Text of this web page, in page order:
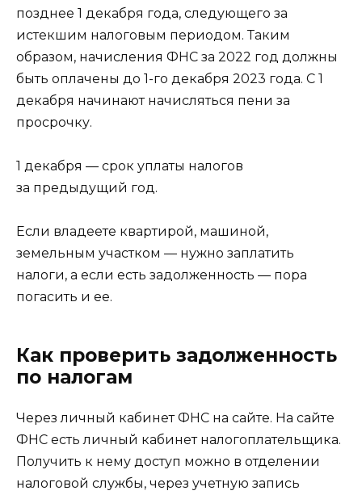
позднее 1 декабря года, следующего за
истекшим налоговым периодом. Таким
образом, начисления ФНС за 2022 год должны
быть оплачены до 1-го декабря 2023 года. С 1
декабря начинают начисляться пени за
просрочку.
1 декабря — срок уплаты налогов
за предыдущий год.
Если владеете квартирой, машиной,
земельным участком — нужно заплатить
налоги, а если есть задолженность — пора
погасить и ее.
Как проверить задолженность
по налогам
Через личный кабинет ФНС на сайте. На сайте
ФНС есть личный кабинет налогоплательщика.
Получить к нему доступ можно в отделении
налоговой службы, через учетную запись